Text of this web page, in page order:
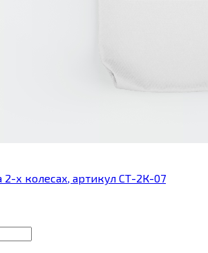
х колесах, артикул СТ-2К-07